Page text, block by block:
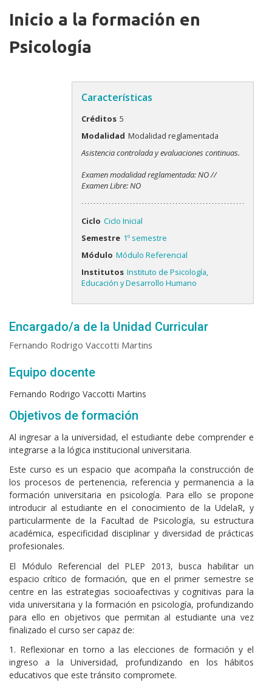
Inicio a la formación en
Psicología
Características
Créditos 5
Modalidad Modalidad reglamentada
Modalidades
Asistencia controlada y evaluaciones continuas.
Examen modalidad reglamentada: NO //
Examen Libre: NO
Ciclo Ciclo Inicial
Semestre 1º semestre
Módulo Módulo Referencial
Institutos Instituto de Psicología,
Educación y Desarrollo Humano
Encargado/a de la Unidad Curricular
Fernando Rodrigo Vaccotti Martins
Equipo docente
Fernando Rodrigo Vaccotti Martins
Objetivos de formación
Al ingresar a la universidad, el estudiante debe comprender e
integrarse a la lógica institucional universitaria.
Este curso es un espacio que acompaña la construcción de
los procesos de pertenencia, referencia y permanencia a la
formación universitaria en psicología. Para ello se propone
introducir al estudiante en el conocimiento de la UdelaR, y
particularmente de la Facultad de Psicología, su estructura
académica, especificidad disciplinar y diversidad de prácticas
profesionales.
El Módulo Referencial del PLEP 2013, busca habilitar un
espacio crítico de formación, que en el primer semestre se
centre en las estrategias socioafectivas y cognitivas para la
vida universitaria y la formación en psicología, profundizando
para ello en objetivos que permitan al estudiante una vez
finalizado el curso ser capaz de:
1. Reflexionar en torno a las elecciones de formación y el
ingreso a la Universidad, profundizando en los hábitos
educativos que este tránsito compromete.